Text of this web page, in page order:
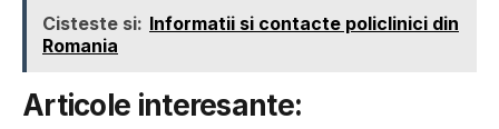
Cisteste si: Informatii si contacte policlinici din
Romania
Articole interesante: